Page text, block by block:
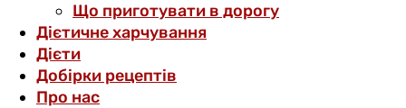
Що приготувати в дорогу
Дієтичне харчування
Дієти
Добірки рецептів
Про нас